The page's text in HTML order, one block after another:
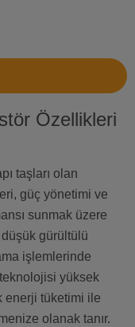
Özellikleri
taşları olan
güç yönetimi ve
sunmak üzere
gürültülü
işlemlerinde
yüksek
enerji tüketimi ile
olanak tanır.